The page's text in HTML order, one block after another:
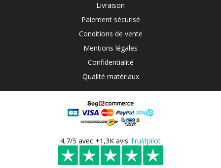
Livraison
Paiement sécurisé
Conditions de vente
Mentions légales
Confidentialité
Qualité matériaux
4,7/5 avec +1,3K avis Trustpilot